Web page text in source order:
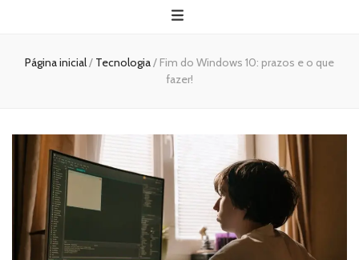
Agito
Página inicial/ Tecnologia/ Fim do Windows 10: prazos e o que
fazer!